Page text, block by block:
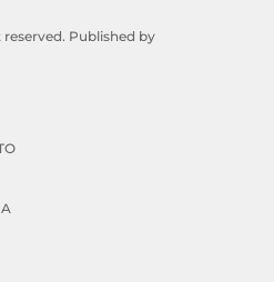
Published by